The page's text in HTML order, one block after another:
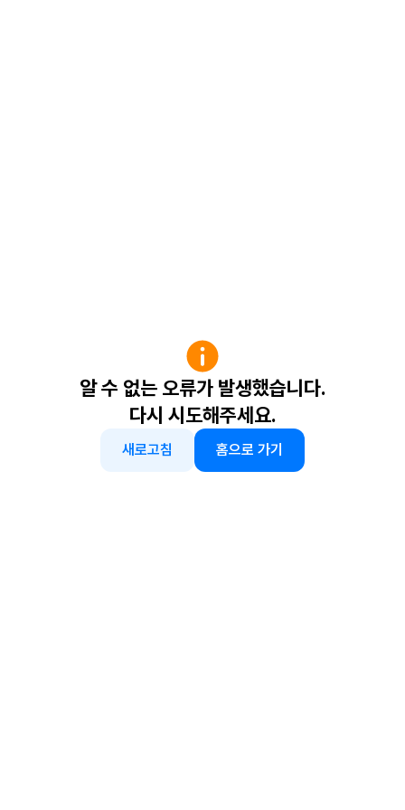
알 수 없는 오류가 발생했습니다.
다시 시도해주세요.
새로고침 홈으로 가기